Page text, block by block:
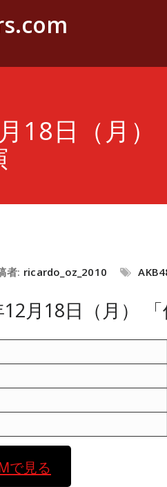
18日（月）
者: ricardo_oz_2010
月18日（月）
で見る